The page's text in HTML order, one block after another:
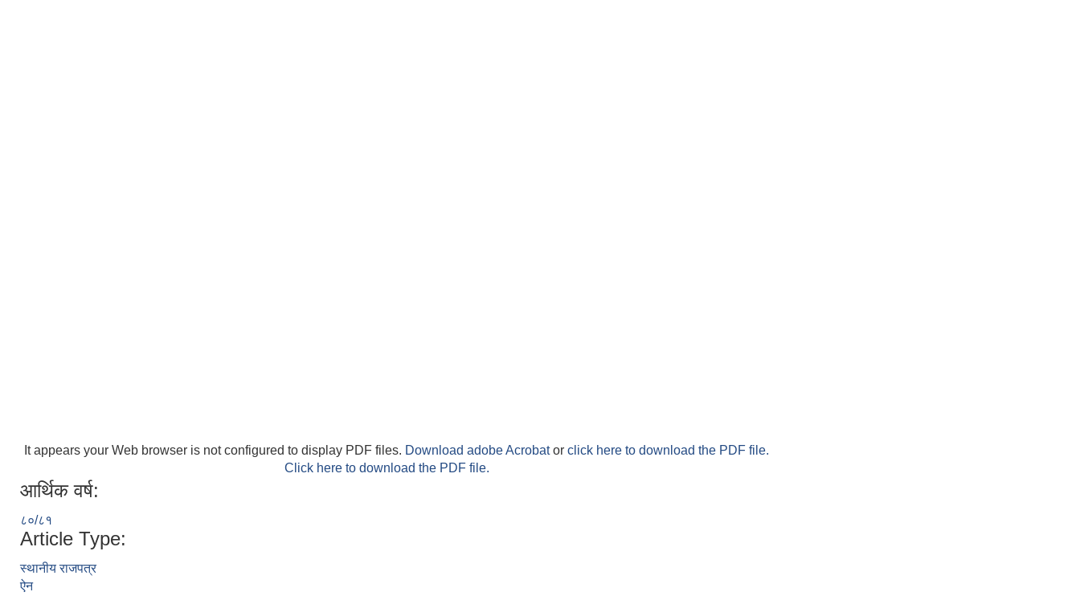
It appears your Web browser is not configured to display PDF files. Download adobe Acrobator click here to download the PDF file.
Click here to download the PDF file.
आर्थिक वर्ष:
८०/८१
Article Type:
स्थानीय राजपत्र
ऐन